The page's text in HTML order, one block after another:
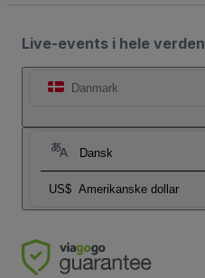
Live-events i hele verden
Danmark
Dansk
US$ Amerikanske dollar